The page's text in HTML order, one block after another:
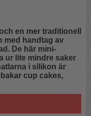
en mer traditionell
med handtag av
De här mini-
ur lite mindre saker
i silikon är
cup cakes,